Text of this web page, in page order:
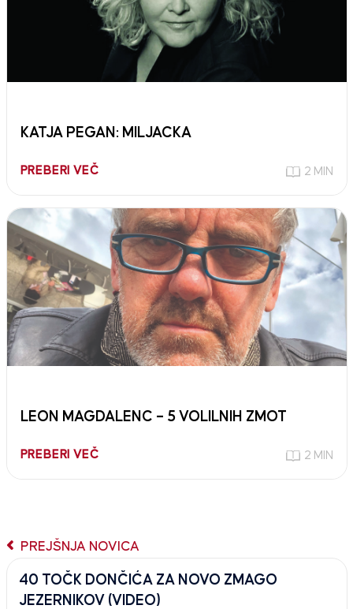
KATJA PEGAN: MILJACKA
PREBERI VEČ 2 MIN
LEON MAGDALENC – 5 VOLILNIH ZMOT
PREBERI VEČ 2 MIN
PREJŠNJA NOVICA
40 TOČK DONČIĆA ZA NOVO ZMAGO
JEZERNIKOV (VIDEO)